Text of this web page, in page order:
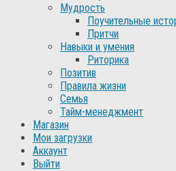
Мудрость
Поучительные
Притчи
Навыки и умения
Риторика
Позитив
Правила жизни
Семья
Тайм-менеджмент
Магазин
Мои загрузки
Аккаунт
Выйти